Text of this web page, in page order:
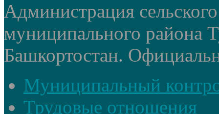
Администрация
муниципального района
Башкортостан.
Муниципальный
Трудовые отношения